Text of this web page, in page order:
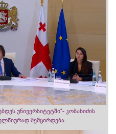
უნივერსიტეტში“- კობახიძის
შემცირდება